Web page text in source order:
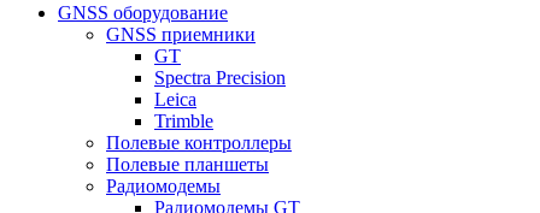
GNSS оборудование
GNSS приемники
GT
Spectra Precision
Leica
Trimble
Полевые контроллеры
Полевые планшеты
Радиомодемы
Радиомодемы GT